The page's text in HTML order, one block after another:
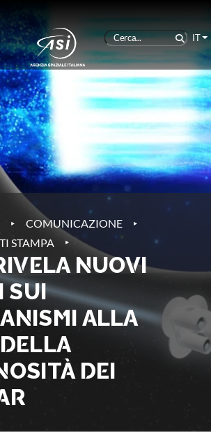
IT
‣ COMUNICAZIONE ‣
STAMPA ‣
NUOVI
SUI
ALLA
DEI